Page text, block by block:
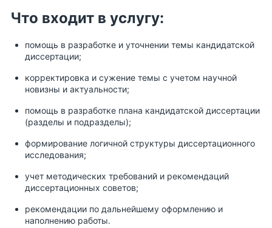
Что входит в услугу:
помощь в разработке и уточнении темы кандидатской
диссертации;
корректировка и сужение темы с учетом научной
новизны и актуальности;
помощь в разработке плана кандидатской диссертации
(разделы и подразделы);
формирование логичной структуры диссертационного
исследования;
учет методических требований и рекомендаций
диссертационных советов;
рекомендации по дальнейшему оформлению и
наполнению работы.